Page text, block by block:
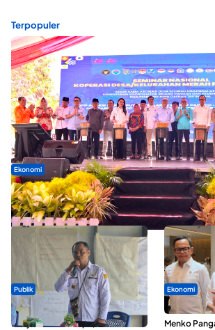
Terpopuler
Ekonomi
Seminar di Ternate, Mendes Perkuat Sinergi
Kopdes Merah Putih
Publik
ABDESI Morotai Apresiasi
Penyaluran ADD Rp3,13 Miliar
Ekonomi
SPPG di
Menko